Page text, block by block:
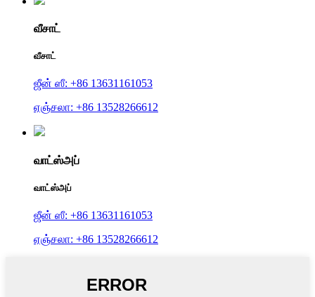
வீசாட்
வீசாட்
ஜீன் ஸீ: +86 13631161053
ஏஞ்சலா: +86 13528266612
வாட்ஸ்அப்
வாட்ஸ்அப்
ஜீன் ஸீ: +86 13631161053
ஏஞ்சலா: +86 13528266612